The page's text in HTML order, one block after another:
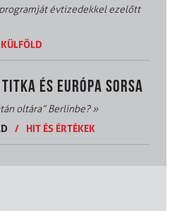
évtizedekkel ezelőtt
KÜLFÖLD
ÉS EURÓPA SORSA
oltára” Berlinbe?»
/ HIT ÉS ÉRTÉKEK